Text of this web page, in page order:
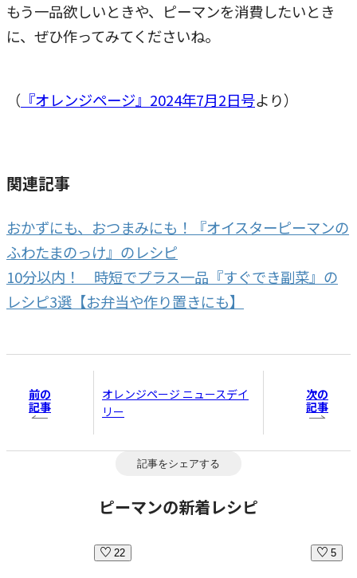
もう一品欲しいときや、ピーマンを消費したいとき
に、ぜひ作ってみてくださいね。
（ 『オレンジページ』2024年7月2日号より）
関連記事
おかずにも、おつまみにも！『オイスターピーマンの
ふわたまのっけ』のレシピ
10分以内！ 時短でプラス一品『すぐでき副菜』の
レシピ3選【お弁当や作り置きにも】
前の
記事
オレンジページ ニュースデイ
リー
次の
記事
記事をシェアする
ピーマンの新着レシピ
22 5